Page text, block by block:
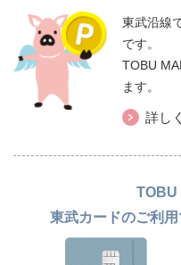
東武沿線
です。
TOBU
ます。
詳し
TOBU
東武カードのご利